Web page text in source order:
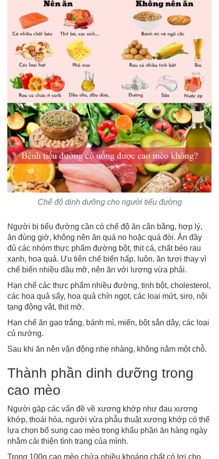
Chế độ dinh dưỡng cho người tiểu đường
Người bị tiểu đường cần có chế độ ăn cân bằng, hợp lý,
ăn đùng giờ, không nên ăn quá no hoặc quá đòi. Ăn đầy
đủ các nhóm thực phẩm đường bột, thịt cá, chất béo rau
xanh, hoa quả. Ưu tiên chế biến hấp, luôn, ăn tươi thay vì
chế biến nhiều dầu mỡ, nên ăn với lượng vừa phải.
Hạn chế các thực phẩm nhiều đường, tinh bột, cholesterol,
các hoa quả sấy, hoa quả chín ngọt, các loại mứt, siro, nội
tạng động vật, thịt mỡ.
Hạn chế ăn gạo trắng, bánh mì, miến, bột sắn dây, các loại
củ nướng.
Sau khi ăn nên vận động nhẹ nhàng, không nằm một chỗ.
Thành phần dinh dưỡng trong
cao mèo
Người gặp các vấn đề về xương khớp như đau xương
khớp, thoái hóa, người vừa phẫu thuật xương khớp có thể
lựa chọn bổ sung cao mèo trong khẩu phần ăn hàng ngày
nhằm cải thiện tình trạng của mình.
Trong 100g cao mèo chứa nhiều khoáng chất có lợi cho